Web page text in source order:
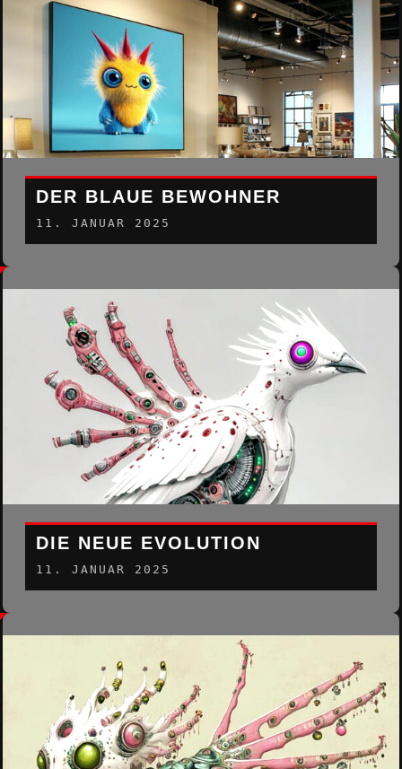
DER BLAUE BEWOHNER
11. JANUAR 2025
DIE NEUE EVOLUTION
11. JANUAR 2025